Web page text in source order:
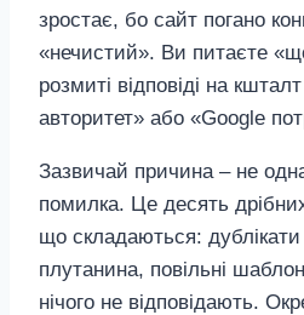
зростає, бо сайт погано
«нечистий». Ви питаєте
розмиті відповіді на
авторитет» або «Google
Зазвичай причина – не
помилка. Це десять
що складаються: дублікати
плутанина, повільні
нічого не відповідають.